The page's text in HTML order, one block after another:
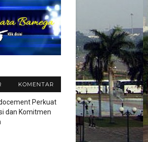
KOMENTAR
Perkuat
dan Komitmen